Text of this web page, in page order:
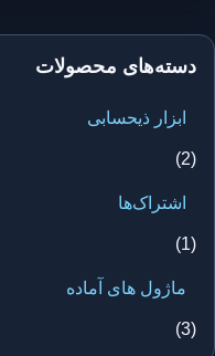
دسته‌های محصولات
ابزار ذیحسابی
(2)
اشتراک‌ها
(1)
ماژول های آماده
(3)